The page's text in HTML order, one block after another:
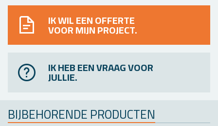
IK WIL EEN OFFERTE
VOOR MIJN PROJECT.
IK HEB EEN VRAAG VOOR
JULLIE.
BIJ­BE­HO­REN­DE PRO­DUC­TEN